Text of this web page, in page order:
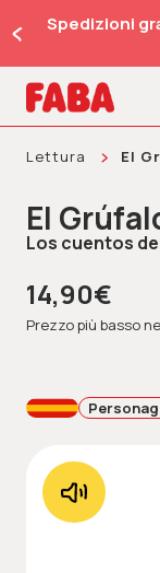
Spedizioni
Lettura El
El
Los cuentos
14,90€
Prezzo più basso